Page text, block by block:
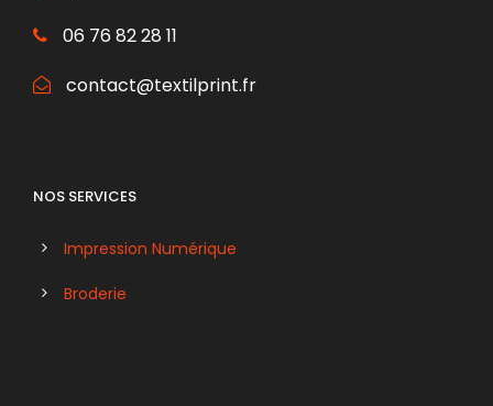
06 76 82 28 11
contact@textilprint.fr
NOS SERVICES
Impression Numérique
Broderie